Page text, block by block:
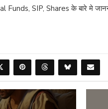
SIP, Shares के बारे मे